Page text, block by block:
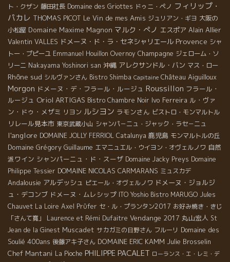
ト・クザン 藤田社長 Domaine des Griottes ドゥニ・ペノ フィリップ・
パカレ THOMAS PICOT Le Vin de mes Amis ジュリアン・ギヨ 大阪の
小松屋 Domaine Maxime Magnon マルク・ぺノ エスポア Alain Allier
Valentin VALLES ドメーヌ・ド・ラ・セネシャリエール Provence シャ
トー・プピーユ Emmanuel Houillon Overnoy Champagne ジェローム・ソ
リーニ Nakayama Yoshinori san 沖縄 アレクサンドル・バン マス・ロー
Rhône sud シルヴァンさん Bistro Shimba Capitaine Château Aiguilloux
Morgon ドメーヌ・デ・フラール・ルージュ Roussillon フラール・
ルージュ Oriol ARTIGAS Bistro Chambre Noir Ivo Ferreira ル・ヴァ
ン・ドゥ・メザミ リヨン ルシヨン ラモンさん ビストロ・モンマルトル
リレール見本市 東京武蔵小山 シャンパ－ニュ・ジャック・ラセ－ニュ
l'anglore DOMAINE JOLLY FERRIOL Catalunya 鹿児島 モンマルトルの丘
Domaine Grégory Guillaume エマニュエル・ウイヨン・オヴェルノワ 自然
派ワイン シャンパーニュ・ド・スーザ Domaine Jacky Preys Domaine
Philippe Tessier DOMAINE NICOLAS CARMARANS ミュスカデ
Andalousie アルデッシュ ピエール・オヴェルノワ ドメーヌ・ジョルジ
ュ・デコンブ ドメーヌ・ムレシップ ITO Yoshio Bistro MARUGO Jules
Chauvet La Loire Axel Prϋfer セ・ル・プランタン2017 お好み焼き・きじ
「さんて寛」
Laurence et Rémi Dufaitre Vendange 2017 丸山宏人 St
Jean de la Ginest Muscadet サカガミの日野さん フルーリ Domaine des
Soulié 400ans 後藤アキ子さん DOMAINE ERIC KAMM Julie Brosselin
Chef Mantani La Pioche PHILIPPE PACALET ローランス・エ・レミ・デ